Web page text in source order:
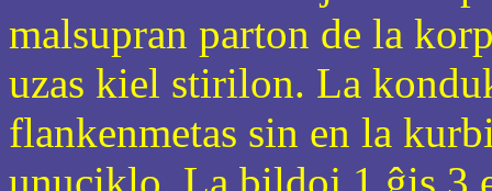
malsupran parton de la
uzas kiel stirilon. La
flankenmetas sin en la